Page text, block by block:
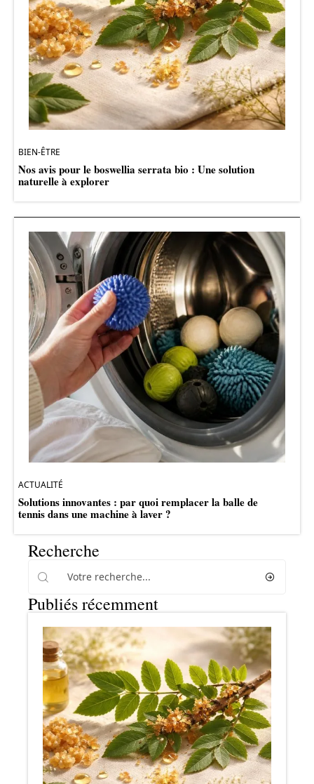
BIEN-ÊTRE
Nos avis pour le boswellia serrata bio : Une solution
naturelle à explorer
ACTUALITÉ
Solutions innovantes : par quoi remplacer la balle de
tennis dans une machine à laver ?
Recherche
Publiés récemment